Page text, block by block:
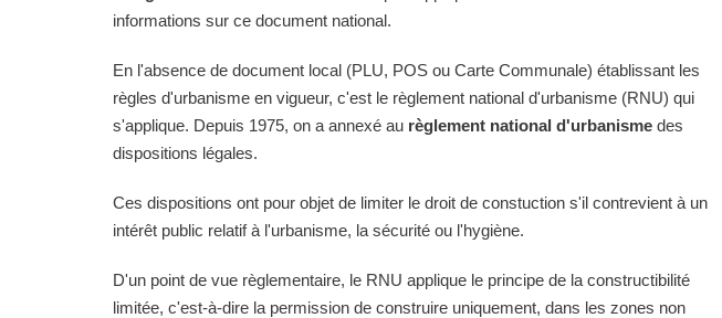
informations sur ce document national.
En l'absence de document local (PLU, POS ou Carte Communale) établissant les
règles d'urbanisme en vigueur, c'est le règlement national d'urbanisme (RNU) qui
s'applique. Depuis 1975, on a annexé au règlement national d'urbanisme des
dispositions légales.
Ces dispositions ont pour objet de limiter le droit de constuction s'il contrevient à un
intérêt public relatif à l'urbanisme, la sécurité ou l'hygiène.
D'un point de vue règlementaire, le RNU applique le principe de la constructibilité
limitée, c'est-à-dire la permission de construire uniquement, dans les zones non